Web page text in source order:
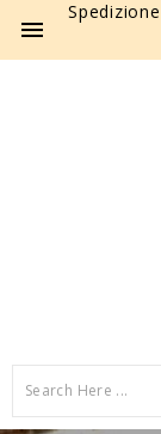
Spedizione
